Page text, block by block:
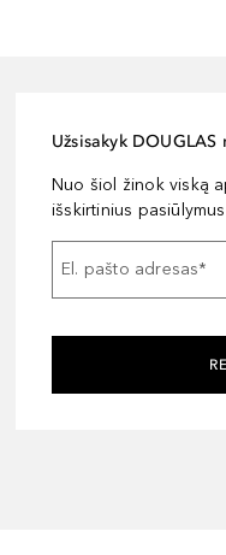
Užsisakyk
Nuo šiol žinok viską
išskirtinius pasiūlymus
El. pašto adresas*